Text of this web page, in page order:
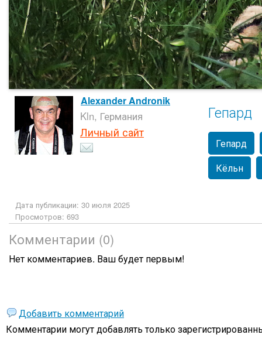
Alexander Andronik
Kln, Германия
Личный сайт
Гепард
Гепард
Кёльн
Дата публикации: 30 июля 2025
Просмотров: 693
Комментарии (0)
Нет комментариев. Ваш будет первым!
Добавить комментарий
Комментарии могут добавлять только